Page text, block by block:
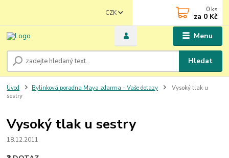
Menu
CZK
Hledat
0 ks
za 0 Kč
Úvod Bylinková poradna Maya zdarma - Vaše dotazy
Vysoký tlak u
sestry
Vysoký tlak u sestry
18.12.2011